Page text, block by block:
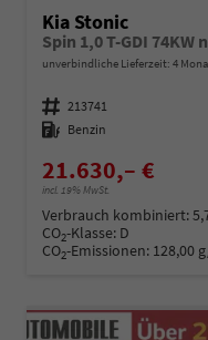
Kia Stonic
Spin 1,0 T-GDI 74KW
unverbindliche Lieferzeit: 4
Fahrzeugnummer 213741
Kraftstoff Benzin
21.630,– €
incl. 19% MwSt.
Verbrauch kombiniert:
CO2-Klasse: D
CO2-Emissionen: 128,00